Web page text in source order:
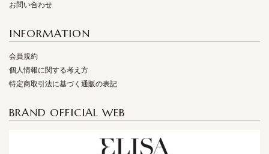
お問い合わせ
INFORMATION
会員規約
個人情報に関する考え方
特定商取引法に基づく通販の表記
BRAND OFFICIAL WEB